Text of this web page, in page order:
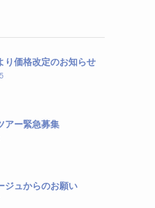
り価格改定のお知らせ
アー緊急募集
ジュからのお願い